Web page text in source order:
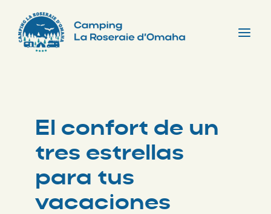
content
El confort de un
tres estrellas
para tus
vacaciones